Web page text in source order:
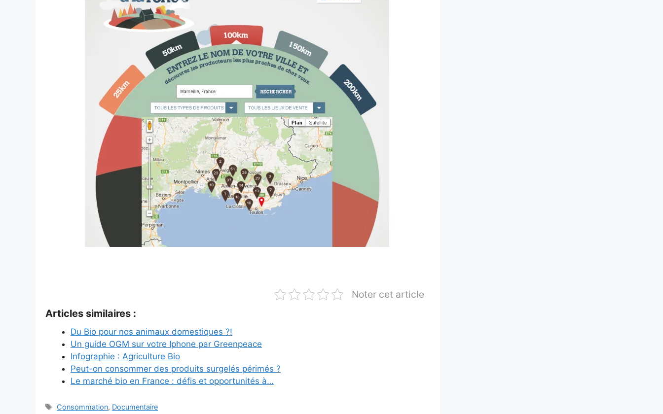
Noter cet article
Articles similaires :
Du Bio pour nos animaux domestiques ?!
Un guide OGM sur votre Iphone par Greenpeace
Infographie : Agriculture Bio
Peut-on consommer des produits surgelés périmés ?
Le marché bio en France : défis et opportunités à…
Étiquettes
Consommation, Documentaire